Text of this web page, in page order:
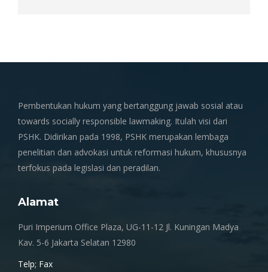
Pembentukan hukum yang bertanggung jawab sosial atau
towards socially responsible lawmaking. Itulah visi dari
PSHK. Didirikan pada 1998, PSHK merupakan lembaga
penelitian dan advokasi untuk reformasi hukum, khususnya
terfokus pada legislasi dan peradilan.
Alamat
Puri Imperium Office Plaza, UG-11-12 Jl. Kuningan Madya
Kav. 5-6 Jakarta Selatan 12980
Telp; Fax